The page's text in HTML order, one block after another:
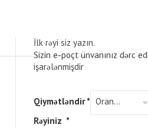
İlk rəyi siz yazın.
Sizin e-poçt ünvanınız dərc
işarələnmişdir
Qiymətləndir*
Rəyiniz *